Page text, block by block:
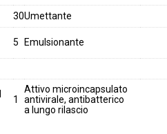
30Umettante
5 Emulsionante
1
Attivo microincapsulato
antivirale, antibatterico
a lungo rilascio